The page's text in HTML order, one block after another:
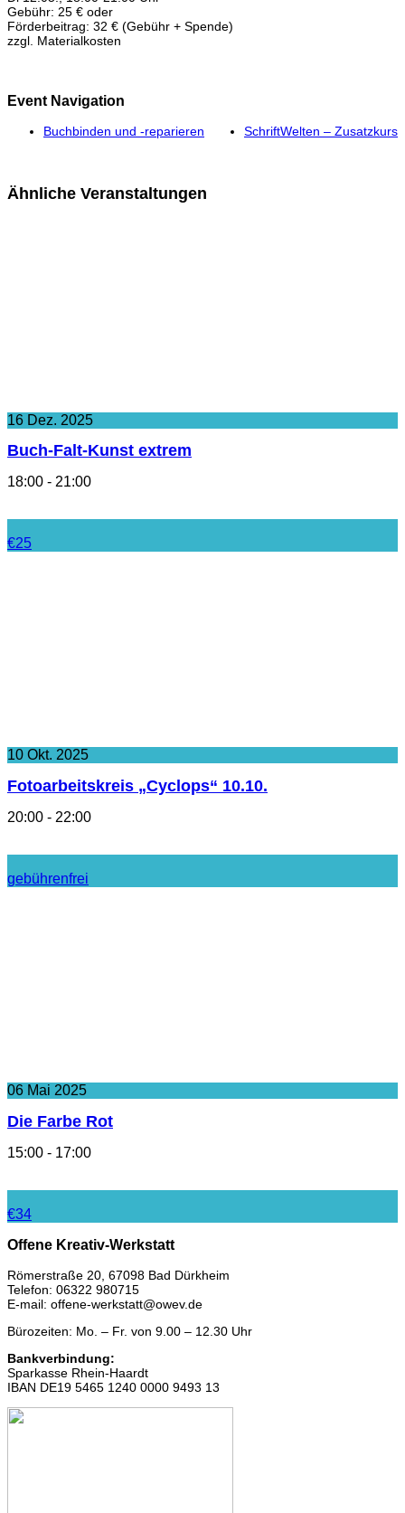
Gebühr: 25 € oder
Förderbeitrag: 32 € (Gebühr + Spende)
zzgl. Materialkosten
Event Navigation
Buchbinden und -reparieren SchriftWelten – Zusatzkurs
Ähnliche Veranstaltungen
16 Dez. 2025
Buch-Falt-Kunst extrem
18:00 - 21:00
€25
10 Okt. 2025
Fotoarbeitskreis „Cyclops“ 10.10.
20:00 - 22:00
gebührenfrei
06 Mai 2025
Die Farbe Rot
15:00 - 17:00
€34
Offene Kreativ-Werkstatt
Römerstraße 20, 67098 Bad Dürkheim
Telefon: 06322 980715
E-mail: offene-werkstatt@owev.de
Bürozeiten: Mo. – Fr. von 9.00 – 12.30 Uhr
Bankverbindung:
Sparkasse Rhein-Haardt
IBAN DE19 5465 1240 0000 9493 13